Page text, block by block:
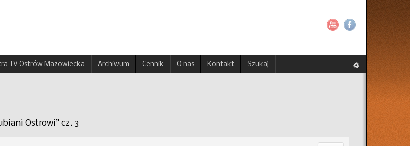
TV Ostrów Mazowiecka Archiwum Cennik O nas Kontakt Szukaj
Ostrowi” cz. 3